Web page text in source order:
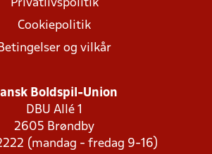
Privatlivspolitik
Cookiepolitik
Betingelser og vilkår
Boldspil-Union
DBU Allé 1
2605 Brøndby
(mandag - fredag 9-16)